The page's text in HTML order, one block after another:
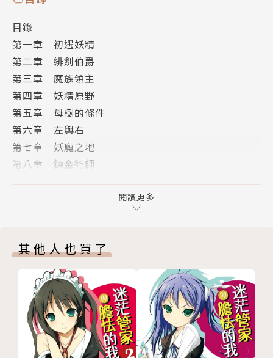
瑪麗亞見證了艾莉與佛洛德的相識與分離，
從她口中，思思等人知悉了艾莉的過去、賢者叛離的原
因、
以及黑翼小姐伊妮卡的真正身分！
那是一個由無數巧合所拼湊而成的悲劇⋯⋯
【特別收錄】＞緋紅之劍
傳說，從異界而來的初代勇者，擁有美麗的緋紅髮眸，
更身具看出一切謊言的能力。
這是繼承了緋色血脈的三個孩子、深埋心底的過去，他
目錄
第一章 初遇妖精
第二章 緋劍伯爵
第三章 魔族領主
第四章 妖精原野
第五章 母樹的條件
第六章 左與右
第七章 妖魔之地
第八章 鍊金術師
版權頁
閱讀更多
其他人也買了